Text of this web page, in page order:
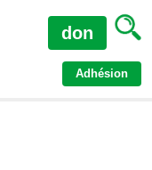
Adhésion
don